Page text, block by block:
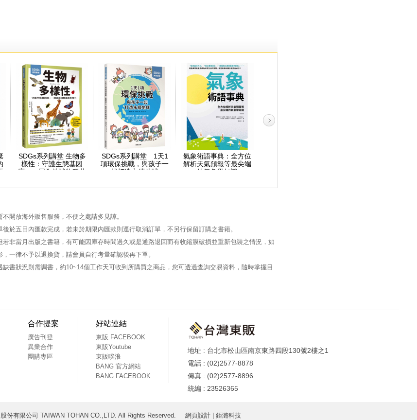
SDGs系列講堂 生物多
樣性：守護生態基因
庫，一同為地球物種共
SDGs系列講堂 1天1
項環保挑戰，與孩子一
起打造永續地球
氣象術語事典：全方位
解析天氣預報等最尖端
的氣象學知識
開放海外販售服務，不便之處請多見諒。
於五日內匯款完成，若未於期限內匯款則逕行取消訂單，不另行保留訂購之書籍。
非當月出版之書籍，有可能因庫存時間過久或是通路退回而有收縮膜破損並重新包裝之情況，如
一律不予以退換貨，請會員自行考量確認後再下單。
書狀況則需調書，約10~14個工作天可收到所購買之商品，您可透過查詢交易資料，隨時掌握目
合作提案
廣告刊登
異業合作
團購專區
好站連結
東販 FACEBOOK
東販Youtube
東販噗浪
BANG 官方網站
BANG FACEBOOK
台北市松山區南京東路四段130號2樓之1
(02)2577-8878
(02)2577-8896
23526365
份有限公司 TAIWAN TOHAN CO.,LTD. All Rights Reserved. 網頁設計 | 鉅潞科技